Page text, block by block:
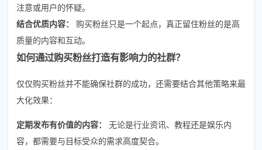
注意或用户的怀疑。
结合优质内容：
购买粉丝只是一个起点，真正留住粉丝的是高
质量的内容和互动。
如何通过购买粉丝打造有影响力的社群？
仅仅购买粉丝并不能确保社群的成功，还需要结合其他策略来最
大化效果：
定期发布有价值的内容：
无论是行业资讯、教程还是娱乐内
容，都需要与目标受众的需求高度契合。